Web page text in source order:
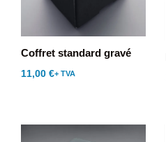
Coffret standard gravé
11,00 €+ TVA